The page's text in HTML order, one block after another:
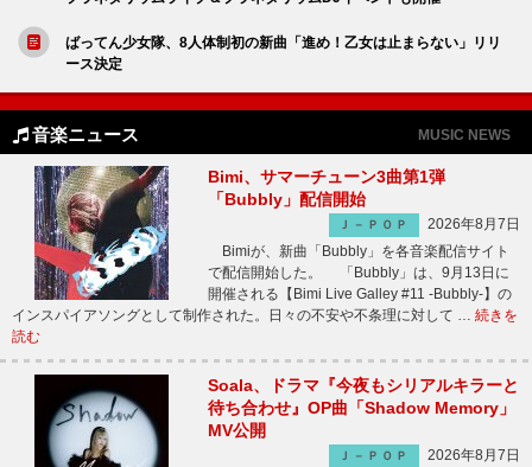
ばってん少女隊、8人体制初の新曲「進め！乙女は止まらない」リリ
ース決定
音楽ニュース MUSIC NEWS
Bimi、サマーチューン3曲第1弾
「Bubbly」配信開始
Ｊ－ＰＯＰ
2026年8月7日
Bimiが、新曲「Bubbly」を各音楽配信サイト
で配信開始した。 「Bubbly」は、9月13日に
開催される【Bimi Live Galley #11 -Bubbly-】の
インスパイアソングとして制作された。日々の不安や不条理に対して … 続きを
読む
Soala、ドラマ『今夜もシリアルキラーと
待ち合わせ』OP曲「Shadow Memory」
MV公開
Ｊ－ＰＯＰ
2026年8月7日